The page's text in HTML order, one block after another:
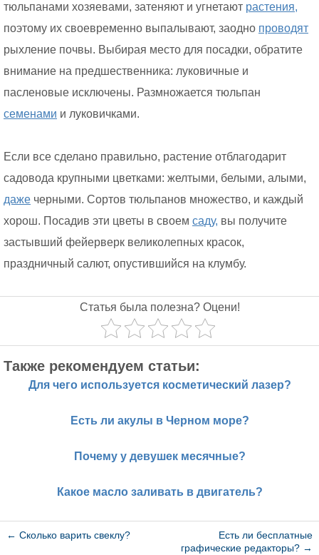
тюльпанами хозяевами, затеняют и угнетают растения,
поэтому их своевременно выпалывают, заодно проводят
рыхление почвы. Выбирая место для посадки, обратите
внимание на предшественника: луковичные и
пасленовые исключены. Размножается тюльпан
семенами и луковичками.
Если все сделано правильно, растение отблагодарит
садовода крупными цветками: желтыми, белыми, алыми,
даже черными. Сортов тюльпанов множество, и каждый
хорош. Посадив эти цветы в своем саду, вы получите
застывший фейерверк великолепных красок,
праздничный салют, опустившийся на клумбу.
Статья была полезна? Оцени!
Также рекомендуем статьи:
Для чего используется косметический лазер?
Есть ли акулы в Черном море?
Почему у девушек месячные?
Какое масло заливать в двигатель?
← Сколько варить свеклу?
Есть ли бесплатные
графические редакторы? →